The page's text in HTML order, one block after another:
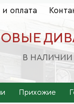
и оплата
В НАЛИЧИИ
Прихожие